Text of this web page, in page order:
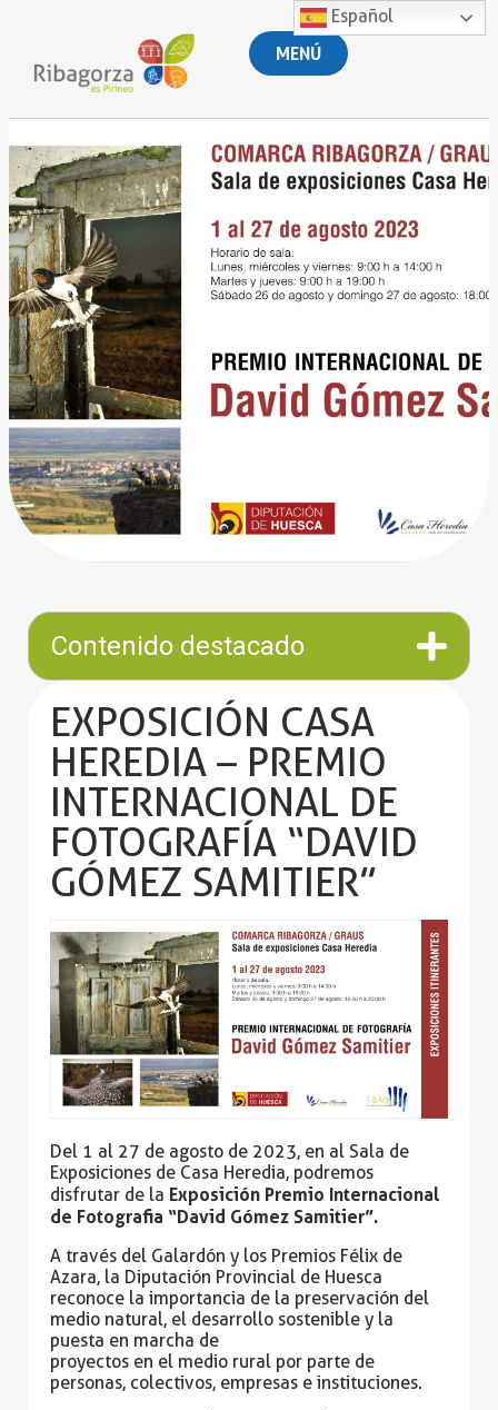
MENÚ
Contenido destacado
EXPOSICIÓN CASA
HEREDIA – PREMIO
INTERNACIONAL DE
FOTOGRAFÍA “DAVID
GÓMEZ SAMITIER”
Del 1 al 27 de agosto de 2023, en al Sala de
Exposiciones de Casa Heredia, podremos
disfrutar de la Exposición Premio Internacional
de Fotografia “David Gómez Samitier”.
A través del Galardón y los Premios Félix de
Azara, la Diputación Provincial de Huesca
reconoce la importancia de la preservación del
medio natural, el desarrollo sostenible y la
puesta en marcha de
proyectos en el medio rural por parte de
personas, colectivos, empresas e instituciones.
Español